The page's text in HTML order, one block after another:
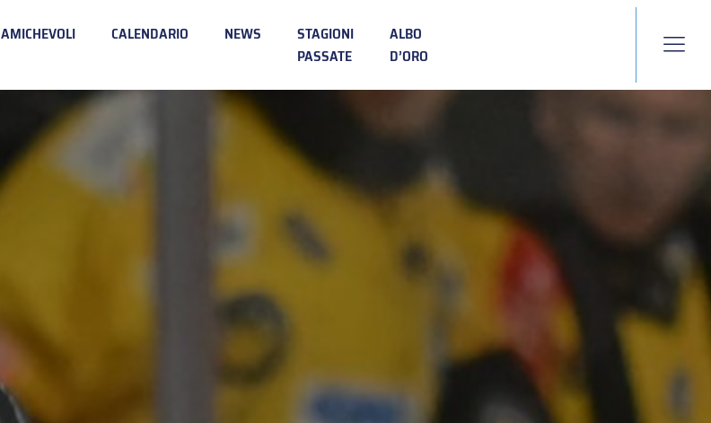
AMICHEVOLI CALENDARIO NEWS
STAGIONI
PASSATE
ALBO
D’ORO